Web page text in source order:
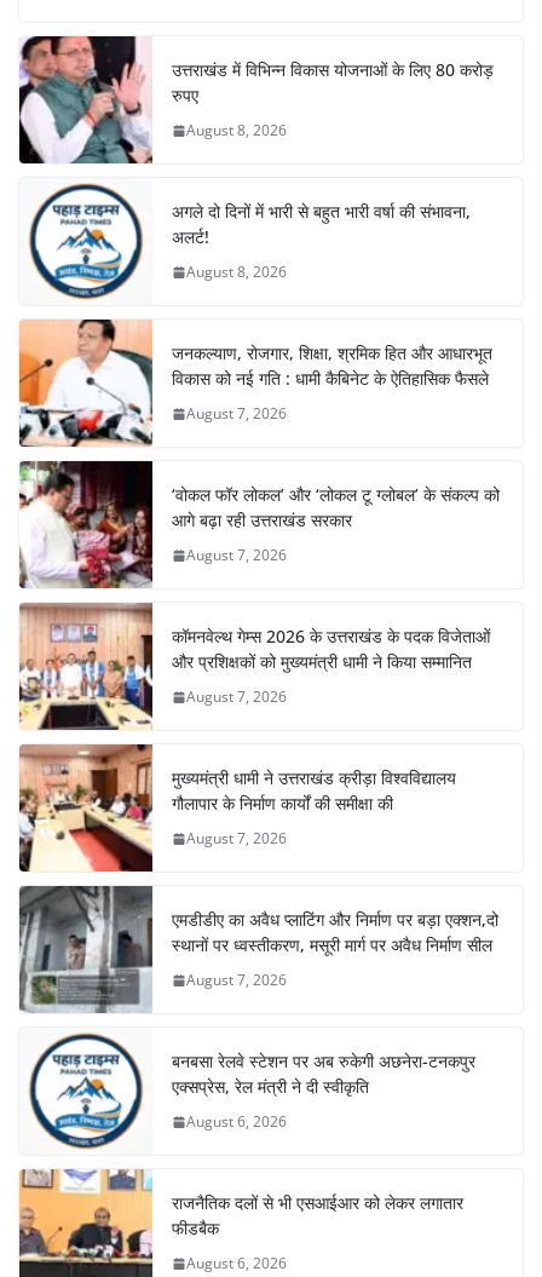
b
o
o
k
A
p
p
a
m
dI
n
उत्तराखंड में विभिन्न विकास योजनाओं के लिए 80 करोड़
रुपए
August 8, 2026
अगले दो दिनों में भारी से बहुत भारी वर्षा की संभावना,
अलर्ट!
August 8, 2026
जनकल्याण, रोजगार, शिक्षा, श्रमिक हित और आधारभूत
विकास को नई गति : धामी कैबिनेट के ऐतिहासिक फैसले
August 7, 2026
‘वोकल फॉर लोकल’ और ‘लोकल टू ग्लोबल’ के संकल्प को
आगे बढ़ा रही उत्तराखंड सरकार
August 7, 2026
कॉमनवेल्थ गेम्स 2026 के उत्तराखंड के पदक विजेताओं
और प्रशिक्षकों को मुख्यमंत्री धामी ने किया सम्मानित
August 7, 2026
मुख्यमंत्री धामी ने उत्तराखंड क्रीड़ा विश्वविद्यालय
गौलापार के निर्माण कार्यों की समीक्षा की
August 7, 2026
एमडीडीए का अवैध प्लाटिंग और निर्माण पर बड़ा एक्शन,दो
स्थानों पर ध्वस्तीकरण, मसूरी मार्ग पर अवैध निर्माण सील
August 7, 2026
बनबसा रेलवे स्टेशन पर अब रुकेगी अछनेरा-टनकपुर
एक्सप्रेस, रेल मंत्री ने दी स्वीकृति
August 6, 2026
राजनैतिक दलों से भी एसआईआर को लेकर लगातार
फीडबैक
August 6, 2026